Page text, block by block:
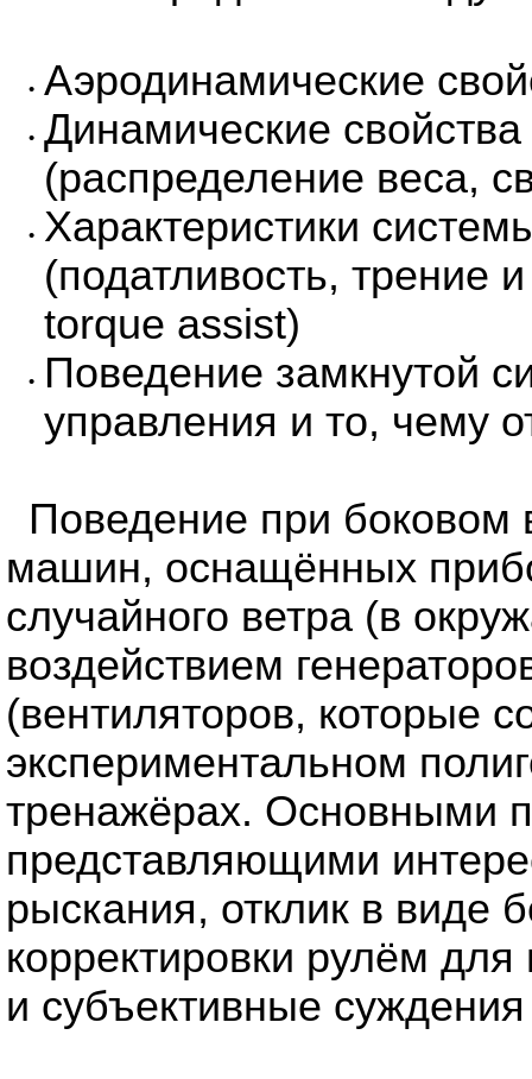
• Аэродинамические
• Динамические свойства
(распределение веса,
• Характеристики
(податливость, трение
torque assist)
•
Поведение замкнутой
управления и то, чему
Поведение при боковом
машин, оснащённых
случайного ветра (в
воздействием
(вентиляторов, которые
экспериментальном
тренажёрах. Основными
представляющими
рыскания, отклик в виде
корректировки рулём
и субъективные